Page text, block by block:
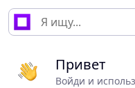
Привет
Войди и